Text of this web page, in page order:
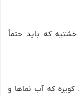
که باید حتماً
کویره که آب نماها و